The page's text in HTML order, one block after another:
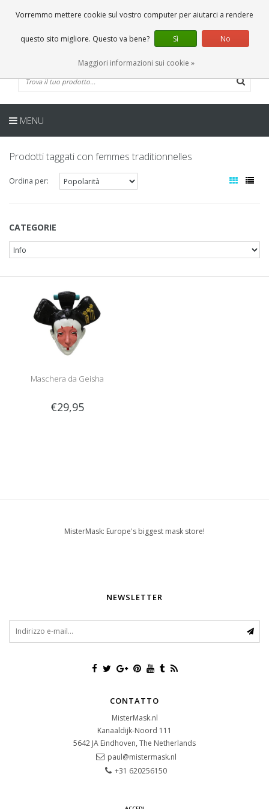
0 Articoli
IT
MENU
Prodotti taggati con femmes traditionnelles
Ordina per:
CATEGORIE
Maschera da Geisha
€29,95
MisterMask: Europe's biggest mask store!
NEWSLETTER
CONTATTO
MisterMask.nl
Kanaaldijk-Noord 111
5642 JA Eindhoven, The Netherlands
paul@mistermask.nl
+31 620256150
Vorremmo mettere cookie sul vostro computer per aiutarci a rendere
questo sito migliore. Questo va bene? Sì No
Maggiori informazioni sui cookie »